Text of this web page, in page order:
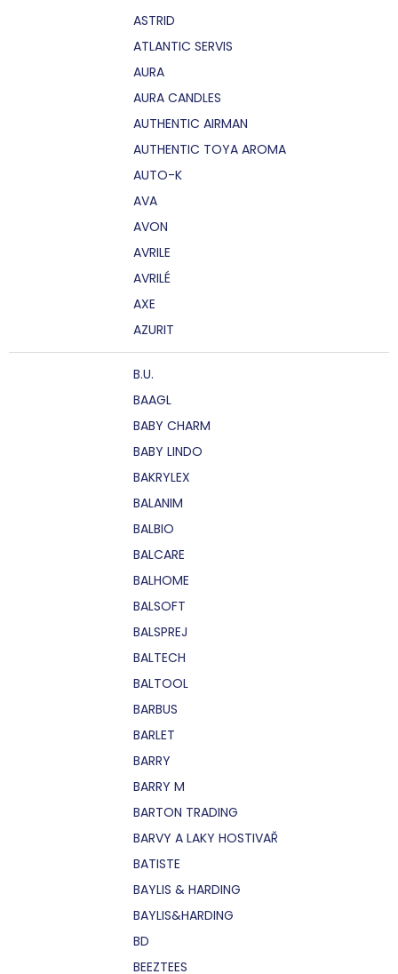
ASTRID
ATLANTIC SERVIS
AURA
AURA CANDLES
AUTHENTIC AIRMAN
AUTHENTIC TOYA AROMA
AUTO-K
AVA
AVON
AVRILE
AVRILÉ
AXE
AZURIT
B.U.
BAAGL
BABY CHARM
BABY LINDO
BAKRYLEX
BALANIM
BALBIO
BALCARE
BALHOME
BALSOFT
BALSPREJ
BALTECH
BALTOOL
BARBUS
BARLET
BARRY
BARRY M
BARTON TRADING
BARVY A LAKY HOSTIVAŘ
BATISTE
BAYLIS & HARDING
BAYLIS&HARDING
BD
BEEZTEES